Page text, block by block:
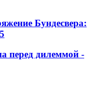
Бундесвера:
перед дилеммой -